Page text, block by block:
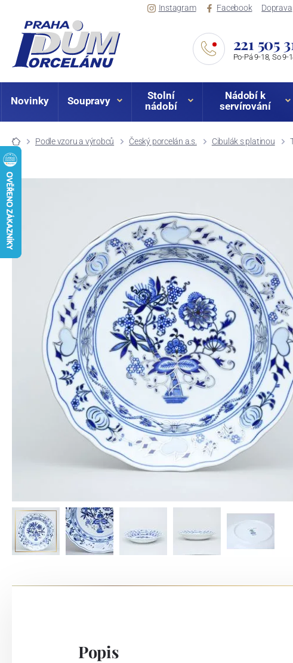
Instagram Facebook Doprava
221 505
Po-Pá 9-18, So 9-
Novinky Soupravy
Stolní
nádobí
Nádobí k
servírování
Podle vzoru a výrobců Český porcelán a.s. Cibulák s platinou
Popis